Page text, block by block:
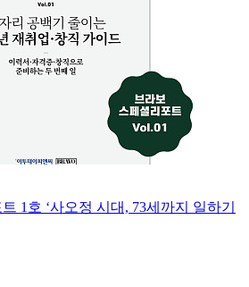
1호 ‘사오정 시대, 73세까지 일하기